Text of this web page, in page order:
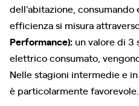
dell’abitazione,
efficienza si misura
Performance): un valore di 3
elettrico consumato,
Nelle stagioni intermedie e
è particolarmente favorevole.